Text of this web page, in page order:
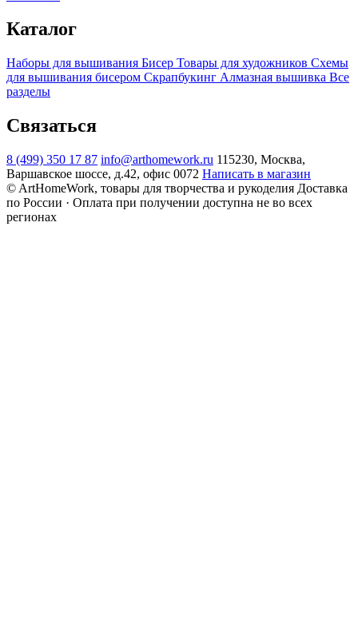
Каталог
Наборы для вышивания Бисер Товары для художников Схемы
для вышивания бисером Скрапбукинг Алмазная вышивка Все
разделы
Связаться
8 (499) 350 17 87 info@arthomework.ru 115230, Москва,
Варшавское шоссе, д.42, офис 0072 Написать в магазин
© ArtHomeWork, товары для творчества и рукоделия Доставка
по России · Оплата при получении доступна не во всех
регионах